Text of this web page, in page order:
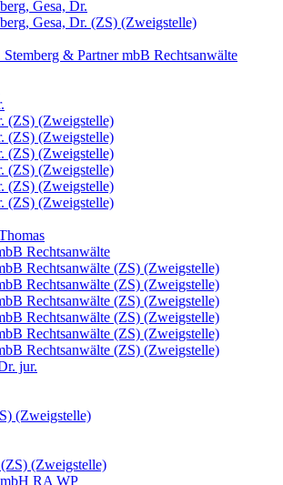
Gesa, Dr.
Gesa, Dr. (ZS) (Zweigstelle)
Stemberg & Partner mbB Rechtsanwälte
(ZS) (Zweigstelle)
(ZS) (Zweigstelle)
(ZS) (Zweigstelle)
(ZS) (Zweigstelle)
(ZS) (Zweigstelle)
(ZS) (Zweigstelle)
Rechtsanwälte
Rechtsanwälte (ZS) (Zweigstelle)
Rechtsanwälte (ZS) (Zweigstelle)
Rechtsanwälte (ZS) (Zweigstelle)
Rechtsanwälte (ZS) (Zweigstelle)
Rechtsanwälte (ZS) (Zweigstelle)
Rechtsanwälte (ZS) (Zweigstelle)
jur.
(Zweigstelle)
(Zweigstelle)
RA WP